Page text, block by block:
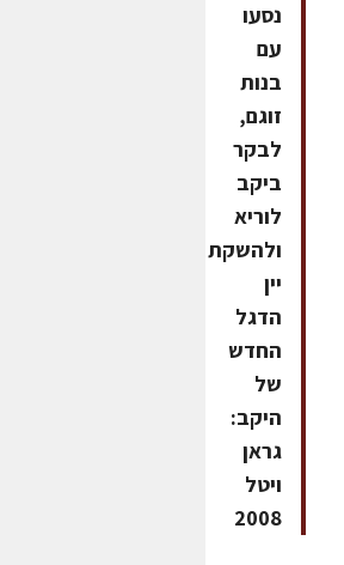
נסעו
עם
בנות
זוגם,
לבקר
ביקב
לוריא
ולהשקת
יין
הדגל
החדש
של
היקב:
גראן
ויטל
2008